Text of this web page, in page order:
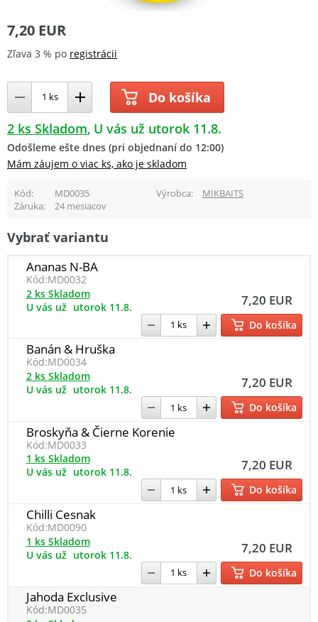
7,20 EUR
Zľava 3 % po registrácii
Do košíka
2 ks Skladom U vás už utorok 11.8.
Odošleme ešte dnes (pri objednaní do 12:00)
Mám záujem o viac ks, ako je skladom
Kód MD0035 Výrobca
MIKBAITS
Záruka
24 mesiacov
Vybrať variantu
Ananas N-BA
Kód:MD0032
7,20 EUR
2 ks Skladom
U vás už utorok 11.8.
Do košíka
Banán & Hruška
Kód:MD0034
7,20 EUR
2 ks Skladom
U vás už utorok 11.8.
Do košíka
Broskyňa & Čierne Korenie
Kód:MD0033
7,20 EUR
1 ks Skladom
U vás už utorok 11.8.
Do košíka
Chilli Cesnak
Kód:MD0090
7,20 EUR
1 ks Skladom
U vás už utorok 11.8.
Do košíka
Jahoda Exclusive
Kód:MD0035